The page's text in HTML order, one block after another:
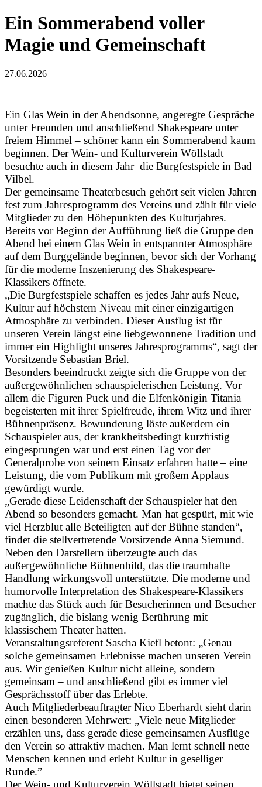
Ein Sommerabend voller
Magie und Gemeinschaft
27.06.2026
Ein Glas Wein in der Abendsonne, angeregte Gespräche
unter Freunden und anschließend Shakespeare unter
freiem Himmel – schöner kann ein Sommerabend kaum
beginnen. Der Wein- und Kulturverein Wöllstadt
besuchte auch in diesem Jahr die Burgfestspiele in Bad
Vilbel.
Der gemeinsame Theaterbesuch gehört seit vielen Jahren
fest zum Jahresprogramm des Vereins und zählt für viele
Mitglieder zu den Höhepunkten des Kulturjahres.
Bereits vor Beginn der Aufführung ließ die Gruppe den
Abend bei einem Glas Wein in entspannter Atmosphäre
auf dem Burggelände beginnen, bevor sich der Vorhang
für die moderne Inszenierung des Shakespeare-
Klassikers öffnete.
„Die Burgfestspiele schaffen es jedes Jahr aufs Neue,
Kultur auf höchstem Niveau mit einer einzigartigen
Atmosphäre zu verbinden. Dieser Ausflug ist für
unseren Verein längst eine liebgewonnene Tradition und
immer ein Highlight unseres Jahresprogramms“, sagt der
Vorsitzende Sebastian Briel.
Besonders beeindruckt zeigte sich die Gruppe von der
außergewöhnlichen schauspielerischen Leistung. Vor
allem die Figuren Puck und die Elfenkönigin Titania
begeisterten mit ihrer Spielfreude, ihrem Witz und ihrer
Bühnenpräsenz. Bewunderung löste außerdem ein
Schauspieler aus, der krankheitsbedingt kurzfristig
eingesprungen war und erst einen Tag vor der
Generalprobe von seinem Einsatz erfahren hatte – eine
Leistung, die vom Publikum mit großem Applaus
gewürdigt wurde.
„Gerade diese Leidenschaft der Schauspieler hat den
Abend so besonders gemacht. Man hat gespürt, mit wie
viel Herzblut alle Beteiligten auf der Bühne standen“,
findet die stellvertretende Vorsitzende Anna Siemund.
Neben den Darstellern überzeugte auch das
außergewöhnliche Bühnenbild, das die traumhafte
Handlung wirkungsvoll unterstützte. Die moderne und
humorvolle Interpretation des Shakespeare-Klassikers
machte das Stück auch für Besucherinnen und Besucher
zugänglich, die bislang wenig Berührung mit
klassischem Theater hatten.
Veranstaltungsreferent Sascha Kiefl betont: „Genau
solche gemeinsamen Erlebnisse machen unseren Verein
aus. Wir genießen Kultur nicht alleine, sondern
gemeinsam – und anschließend gibt es immer viel
Gesprächsstoff über das Erlebte.
Auch Mitgliederbeauftragter Nico Eberhardt sieht darin
einen besonderen Mehrwert: „Viele neue Mitglieder
erzählen uns, dass gerade diese gemeinsamen Ausflüge
den Verein so attraktiv machen. Man lernt schnell nette
Menschen kennen und erlebt Kultur in geselliger
Runde.”
Der Wein- und Kulturverein Wöllstadt bietet seinen